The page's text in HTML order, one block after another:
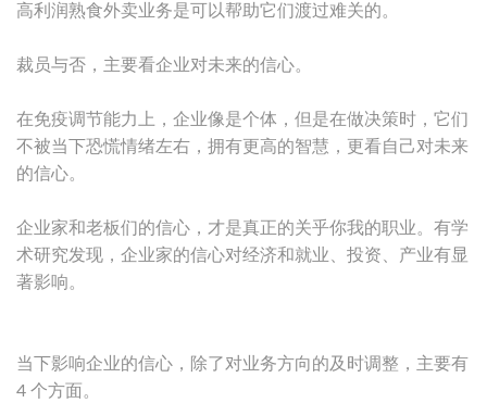
高利润熟食外卖业务是可以帮助它们渡过难关的。
裁员与否，主要看企业对未来的信心。
在免疫调节能力上，企业像是个体，但是在做决策时，它们
不被当下恐慌情绪左右，拥有更高的智慧，更看自己对未来
的信心。
企业家和老板们的信心，才是真正的关乎你我的职业。有学
术研究发现，企业家的信心对经济和就业、投资、产业有显
著影响。
当下影响企业的信心，除了对业务方向的及时调整，主要有
4 个方面。